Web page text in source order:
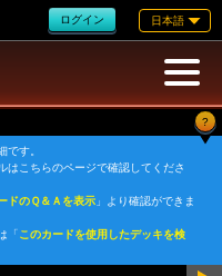
ログイン 日本語
?
です。
はこちらのページで確認してくださ
ドのＱ＆Ａを表示 」より確認ができま
「このカードを使用したデッキを検